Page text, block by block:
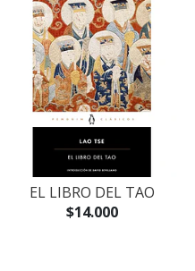
EL LIBRO DEL TAO
$14.000